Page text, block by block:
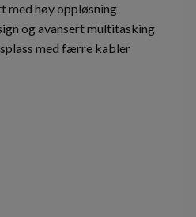
med høy oppløsning
og avansert multitasking
med færre kabler